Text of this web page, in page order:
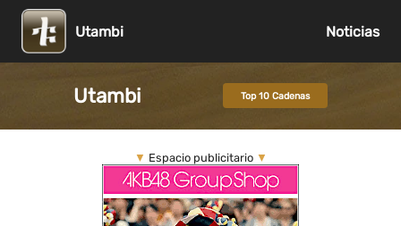
Utambi Noticias
Utambi Top 10 Cadenas
▼ Espacio publicitario ▼